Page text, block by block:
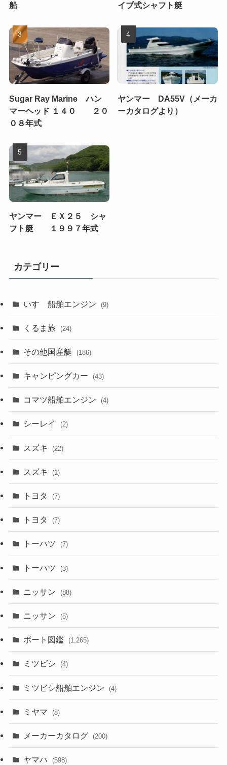
船 イブ式シャフト艇
Sugar Ray Marine ハン
マーヘッド １４０ ２０
０８年式
ヤンマー DA55V（メーカ
ーカタログより）
ヤンマー ＥＸ２５ シャ
フト艇 １９９７年式
カテゴリー
いすゞ船舶エンジン (9)
くるま旅 (24)
その他国産艇 (186)
キャンピングカー (43)
コマツ船舶エンジン (4)
シーレイ (2)
スズキ (22)
スズキ (1)
トヨタ (7)
トヨタ (7)
トーハツ (7)
トーハツ (3)
ニッサン (88)
ニッサン (5)
ボート図鑑 (1,265)
ミツビシ (4)
ミツビシ船舶エンジン (4)
ミヤマ (8)
メーカーカタログ (200)
ヤマハ (598)